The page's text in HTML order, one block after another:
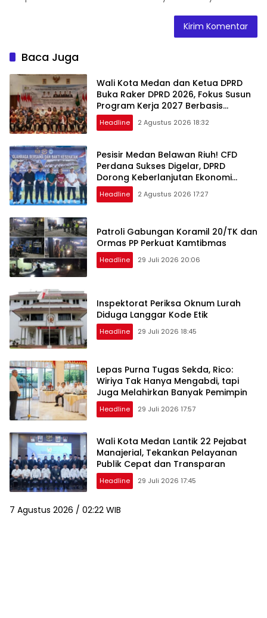
Baca Juga
Wali Kota Medan dan Ketua DPRD
Buka Raker DPRD 2026, Fokus Susun
Program Kerja 2027 Berbasis
Digitalisasi dan Inovasi
Headline 2 Agustus 2026 18:32
Pesisir Medan Belawan Riuh! CFD
Perdana Sukses Digelar, DPRD
Dorong Keberlanjutan Ekonomi
Warga
Headline 2 Agustus 2026 17:27
Patroli Gabungan Koramil 20/TK dan
Ormas PP Perkuat Kamtibmas
Headline 29 Juli 2026 20:06
Inspektorat Periksa Oknum Lurah
Diduga Langgar Kode Etik
Headline 29 Juli 2026 18:45
Lepas Purna Tugas Sekda, Rico:
Wiriya Tak Hanya Mengabdi, tapi
Juga Melahirkan Banyak Pemimpin
Headline 29 Juli 2026 17:57
Wali Kota Medan Lantik 22 Pejabat
Manajerial, Tekankan Pelayanan
Publik Cepat dan Transparan
Headline 29 Juli 2026 17:45
7 Agustus 2026 / 02:22 WIB